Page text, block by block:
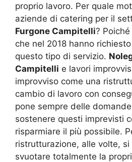
proprio lavoro. Per quale
aziende di catering per il
Furgone Campitelli?
che nel 2018 hanno
questo tipo di servizio.
Campitelli e lavori
improvviso come una
cambio di lavoro con
pone sempre delle
sostenere questi imprevisti
risparmiare il più possibile.
ristrutturazione, alle volte,
svuotare totalmente la